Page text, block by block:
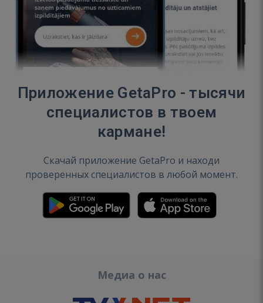
Приложение GetaPro - тысячи
специалистов в твоем
кармане!
Скачай приложение GetaPro и находи
проверенных специалистов в любой момент.
Медиа о нас